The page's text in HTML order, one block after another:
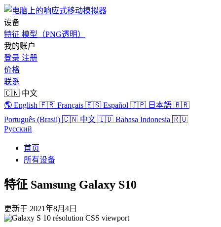
设备
特征 模型（PNG透明）
我的账户
登录 注册
价格
联系
🇨🇳 中文
🌎 English 🇫🇷 Français 🇪🇸 Español 🇯🇵 日本語 🇧🇷
Português (Brasil) 🇨🇳 中文 🇮🇩 Bahasa Indonesia 🇷🇺
Русский
首页
所有设备
特征 Samsung Galaxy S10
更新于 2021年8月4日